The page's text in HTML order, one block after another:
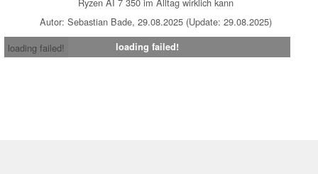
Autor: Sebastian Bade, 29.08.2025 (Update: 29.08.2025)
loading failed!
loading failed!